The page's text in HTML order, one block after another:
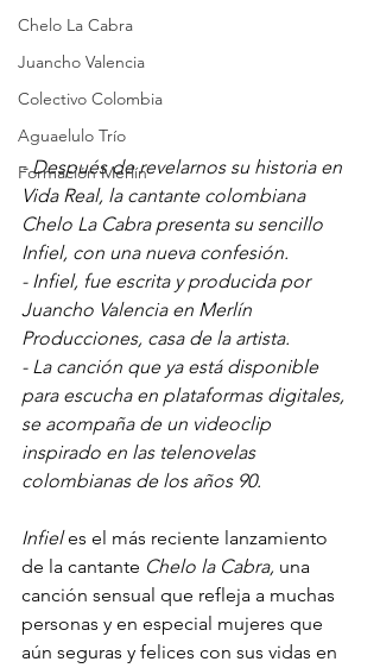
26 años cambiando
el mundo con música
Chelo La Cabra
Juancho Valencia
Colectivo Colombia
Aguaelulo Trío
Formación Merlín
- Después de revelarnos su historia en
Vida Real, la cantante colombiana
Chelo La Cabra presenta su sencillo
Infiel, con una nueva confesión.
- Infiel, fue escrita y producida por
Juancho Valencia en Merlín
Producciones, casa de la artista.
- La canción que ya está disponible
para escucha en plataformas digitales,
se acompaña de un videoclip
inspirado en las telenovelas
colombianas de los años 90.
Infiel es el más reciente lanzamiento
de la cantante Chelo la Cabra, una
canción sensual que refleja a muchas
personas y en especial mujeres que
aún seguras y felices con sus vidas en